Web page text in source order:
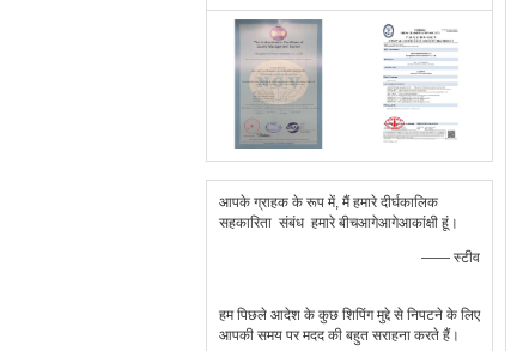
आपके ग्राहक के रूप में, मैं हमारे दीर्घकालिक
सहकारिता संबंध हमारे बीचआगेआगेआकांक्षी हूं।
—— स्टीव
हम पिछले आदेश के कुछ शिपिंग मुद्दे से निपटने के लिए
आपकी समय पर मदद की बहुत सराहना करते हैं।